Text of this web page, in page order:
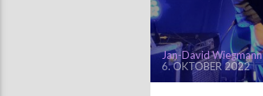
Jan-David Wiegmann
6. OKTOBER 2022